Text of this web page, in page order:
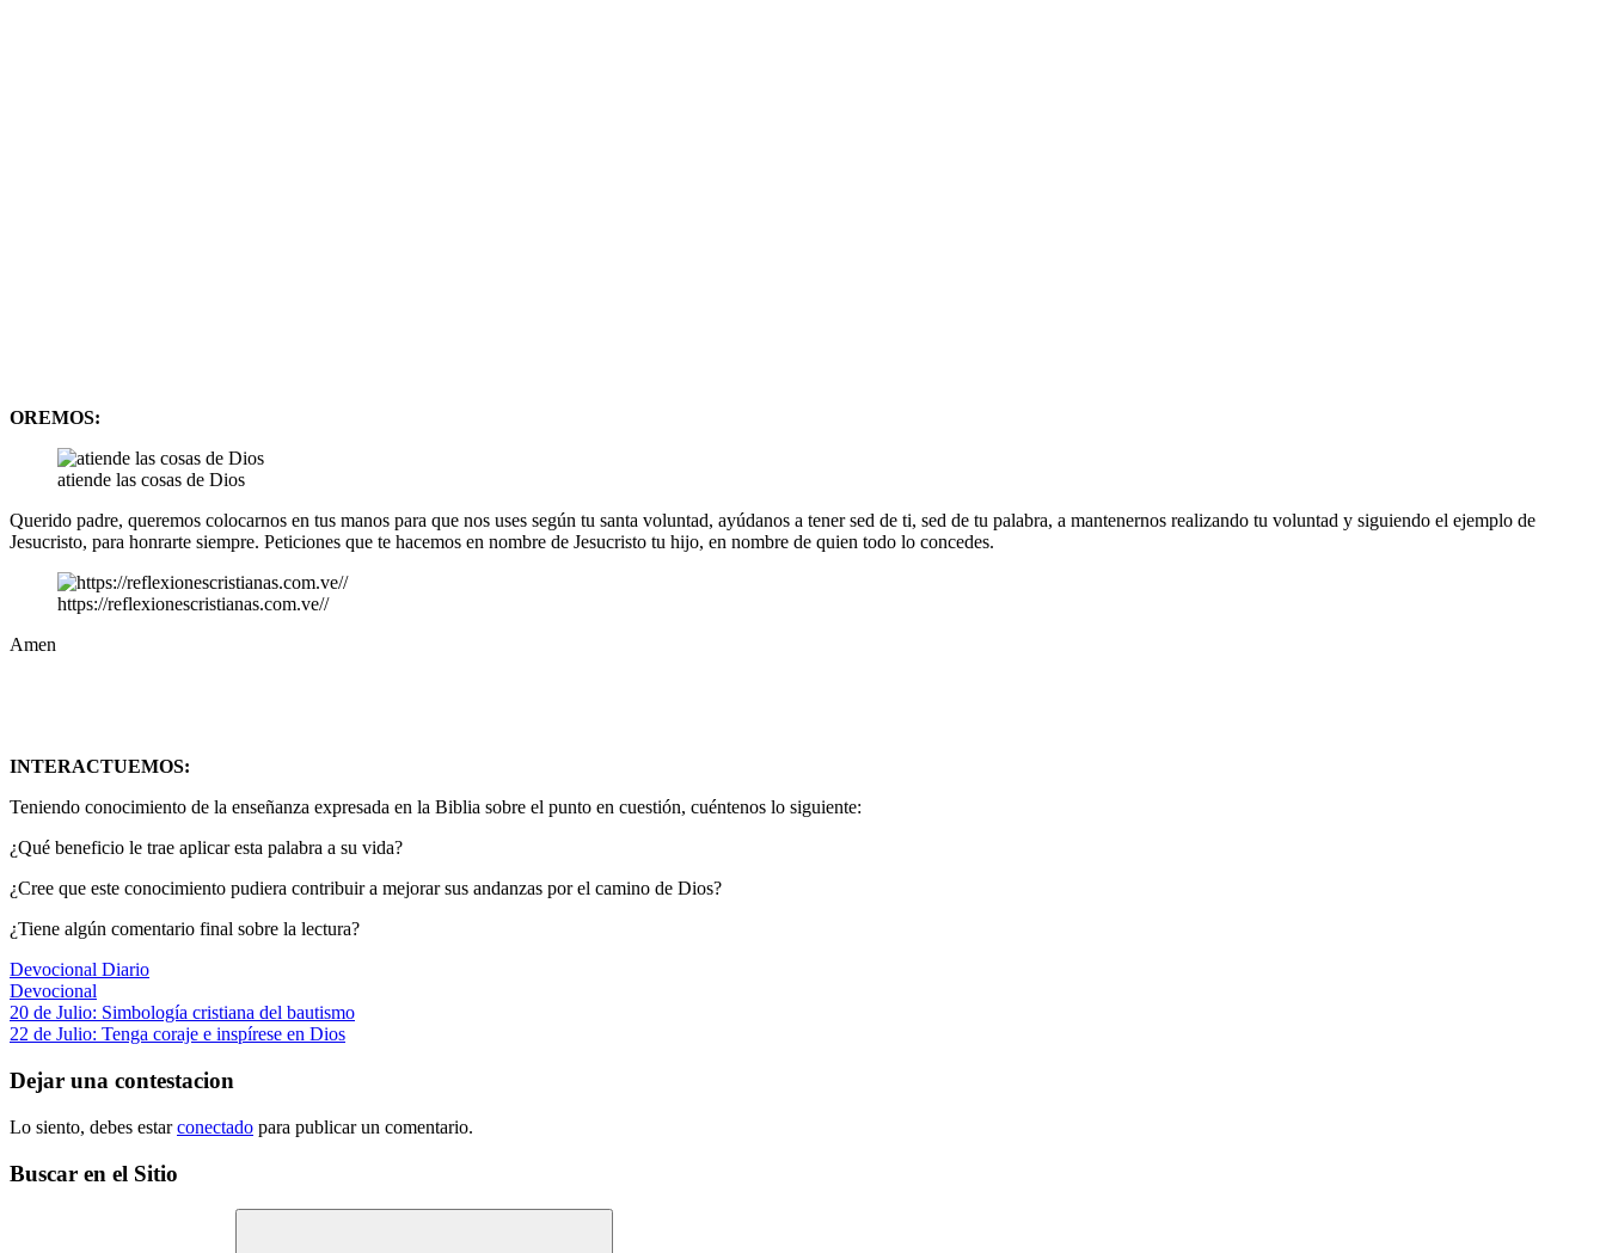
OREMOS:
atiende las cosas de Dios
Querido padre, queremos colocarnos en tus manos para que nos uses según tu santa voluntad, ayúdanos a tener sed de ti, sed de tu palabra, a mantenernos realizando tu voluntad y siguiendo el ejemplo de
Jesucristo, para honrarte siempre. Peticiones que te hacemos en nombre de Jesucristo tu hijo, en nombre de quien todo lo concedes.
https://reflexionescristianas.com.ve//
Amen
INTERACTUEMOS:
Teniendo conocimiento de la enseñanza expresada en la Biblia sobre el punto en cuestión, cuéntenos lo siguiente:
¿Qué beneficio le trae aplicar esta palabra a su vida?
¿Cree que este conocimiento pudiera contribuir a mejorar sus andanzas por el camino de Dios?
¿Tiene algún comentario final sobre la lectura?
Devocional Diario
Devocional
Navegación
de
entradas
Entrada
anterior:
20 de Julio: Simbología cristiana del bautismo
Siguiente
22 de Julio: Tenga coraje e inspírese en Dios
Dejar una contestacion
Lo siento, debes estarconectado para publicar un comentario.
Buscar en el Sitio